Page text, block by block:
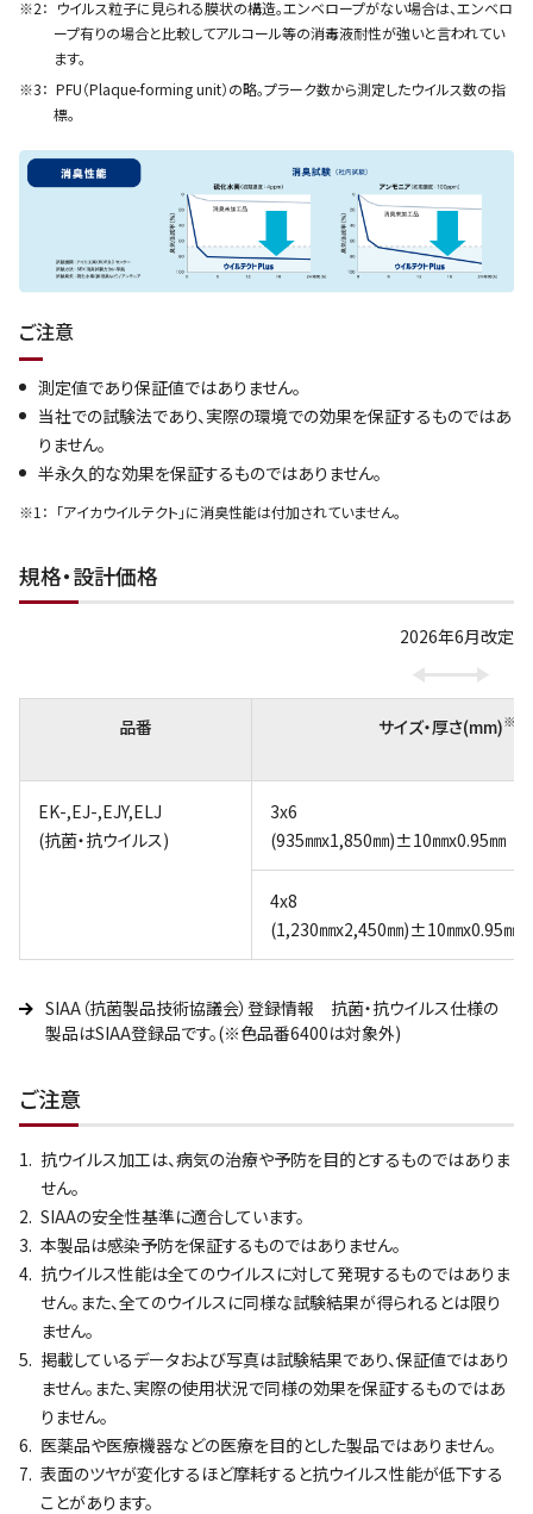
ウイルス粒子に見られる膜状の構造。エンベロープがない場合は、エンベロ
ープ有りの場合と比較してアルコール等の消毒液耐性が強いと言われてい
ます。
PFU（Plaque-forming unit）の略。プラーク数から測定したウイルス数の指
標。
ご注意
測定値であり保証値ではありません。
当社での試験法であり、実際の環境での効果を保証するものではあ
りません。
半永久的な効果を保証するものではありません。
「アイカウイルテクト」に消臭性能は付加されていません。
規格・設計価格
2026年6月改定
品番 サイズ・厚さ(mm)※1
EK-,EJ-,EJY,ELJ
(抗菌・抗ウイルス)
3x6
(935㎜x1,850㎜)±10㎜x0.95㎜
4x8
(1,230㎜x2,450㎜)±10㎜x0.95㎜
SIAA（抗菌製品技術協議会）登録情報 抗菌・抗ウイルス仕様の
製品はSIAA登録品です。(※色品番6400は対象外)
ご注意
抗ウイルス加工は、病気の治療や予防を目的とするものではありま
せん。
SIAAの安全性基準に適合しています。
本製品は感染予防を保証するものではありません。
抗ウイルス性能は全てのウイルスに対して発現するものではありま
せん。また、全てのウイルスに同様な試験結果が得られるとは限り
ません。
掲載しているデータおよび写真は試験結果であり、保証値ではあり
ません。また、実際の使用状況で同様の効果を保証するものではあ
りません。
医薬品や医療機器などの医療を目的とした製品ではありません。
表面のツヤが変化するほど摩耗すると抗ウイルス性能が低下する
ことがあります。